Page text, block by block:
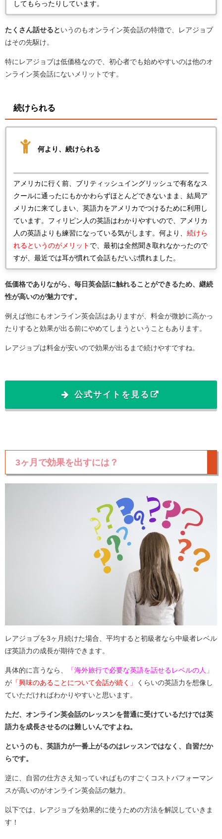
してもらったりしています。
たくさん話せると いうのもオンライン英会話の特徴で、レアジョブ
はその先駆け。
特にレアジョブは低価格なので、初心者でも始めやすいのは他のオ
ンライン英会話にないメリットです。
続けられる
何より、続けられる
アメリカに行く前、ブリティッシュイングリッシュで有名なス
クールに通ったにもかかわらずほとんどできないまま、結局ア
メリカに来てしまい、英語力をアメリカでつけるために利用し
ています。フィリピン人の英語はわかりやすいので、アメリカ
人の英語よりも練習になっている気がします。何より、 続けら
れるというのがメリット で、最初は全然聞き取れなかったので
すが、最近では耳が慣れて会話もだいぶ慣れました。
低価格でありながら、毎日英会話に触れることができるため、継続
性が高いのが魅力です。
例えば他にもオンライン英会話はありますが、料金が微妙に高かっ
たりすると効果が出る前にやめてしまうということもあります。
レアジョブは料金が安いので効果が出るまで続けやすですね。
公式サイトを見る
3ヶ月で効果を出すには？
レアジョブを3ヶ月続けた場合、平均すると初級者なら中級者レベル
ぼ英語力の成長が期待できます。
具体的に言うなら、
「海外旅行で必要な英語を話せるレベルの人」
が 「興味のあることについて会話が続く」
くらいの英語力を想像し
ていただければわかりやすいと思います。
ただ、オンライン英会話のレッスンを普通に受けているだけでは英
語力を成長させるのは難しいんですよね。
というのも、英語力が一番上がるのはレッスンではなく、自習だか
らです。
逆に、自習の仕方さえ知っていればものすごくコストパフォーマン
スが高いのがオンライン英会話の魅力。
以下では、レアジョブを効果的に使うための方法を解説していきま
す！